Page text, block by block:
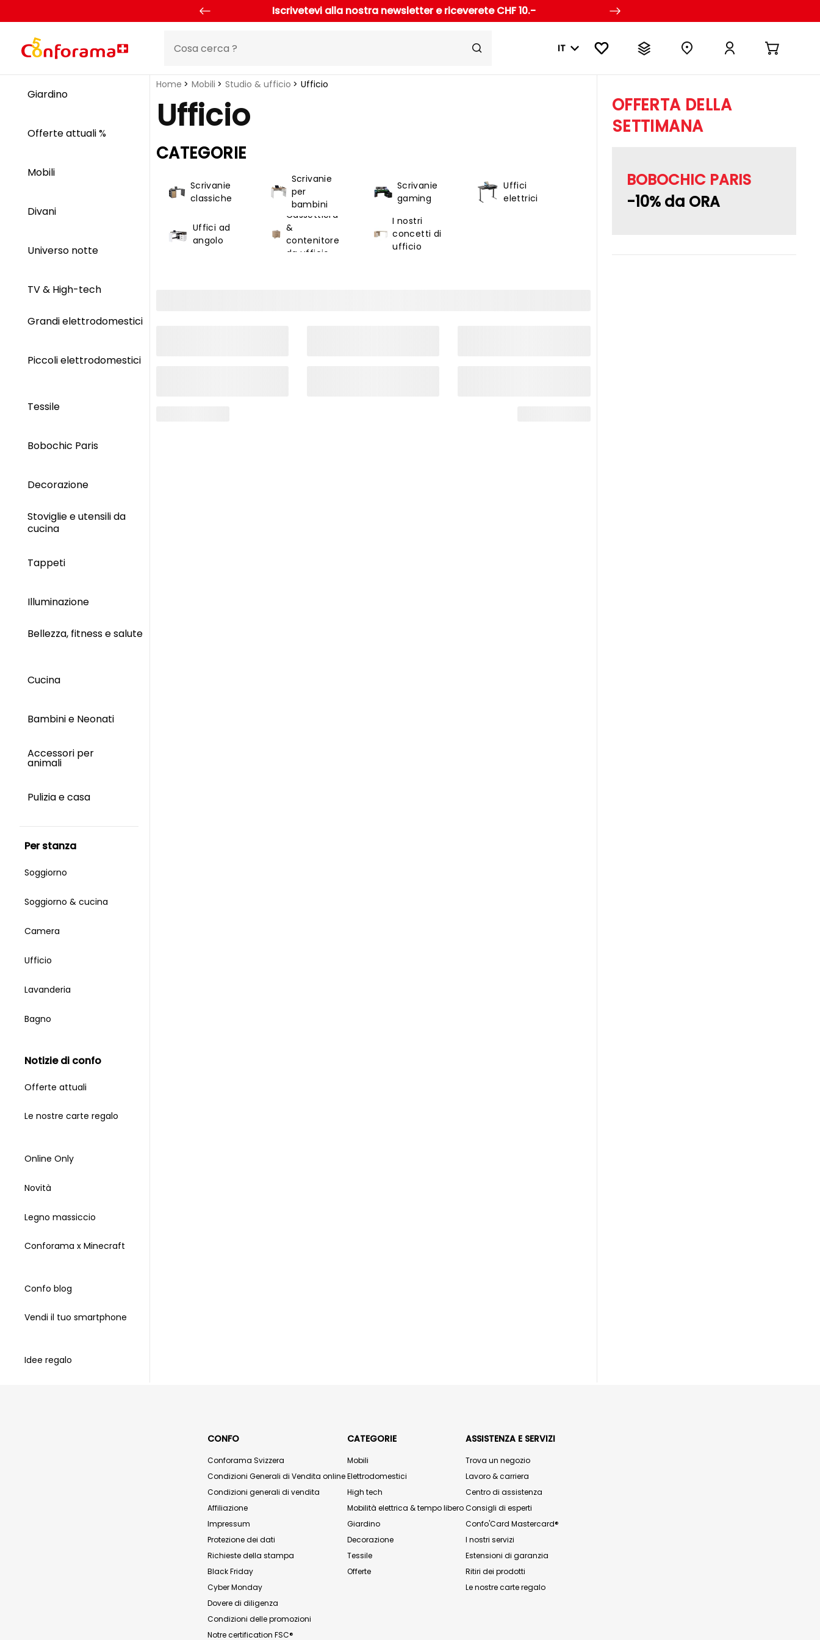
Iscrivetevi alla nostra newsletter e riceverete CHF 10.-
IT
Giardino
Offerte attuali %
Mobili
Divani
Universo notte
TV & High-tech
Grandi elettrodomestici
Piccoli elettrodomestici
Tessile
Bobochic Paris
Decorazione
Stoviglie e utensili da
cucina
Tappeti
Illuminazione
Bellezza, fitness e salute
Cucina
Bambini e Neonati
Accessori per
animali
Pulizia e casa
per stanza
Soggiorno
Soggiorno & cucina
Camera
Ufficio
Lavanderia
Bagno
notizie di confo
Offerte attuali
Le nostre carte regalo
Online Only
Novità
Legno massiccio
Conforama x Minecraft
Confo blog
Vendi il tuo smartphone
Idee regalo
OFFERTA DELLA
SETTIMANA
BOBOCHIC PARIS
-10% da ORA
Home Mobili Studio & ufficio Ufficio
Ufficio
CATEGORIE
Scrivanie
classiche
Scrivanie
per
bambini
Scrivanie
gaming
Uffici
elettrici
Uffici ad
angolo
Cassettiera
&
contenitore
da ufficio
I nostri
concetti di
ufficio
CONFO
Conforama Svizzera
Condizioni Generali di Vendita online
Condizioni generali di vendita
Affiliazione
Impressum
Protezione dei dati
Richieste della stampa
Black Friday
Cyber Monday
Dovere di diligenza
Condizioni delle promozioni
Notre certification FSC®
CATEGORIE
Mobili
Elettrodomestici
High tech
Mobilità elettrica & tempo libero
Giardino
Decorazione
Tessile
Offerte
ASSISTENZA E SERVIZI
Trova un negozio
Lavoro & carriera
Centro di assistenza
Consigli di esperti
Confo'Card Mastercard®
I nostri servizi
Estensioni di garanzia
Ritiri dei prodotti
Le nostre carte regalo